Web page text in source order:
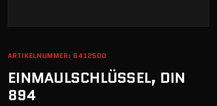
ARTIKELNUMMER: 6412500
EINMAULSCHLÜSSEL, DIN
894